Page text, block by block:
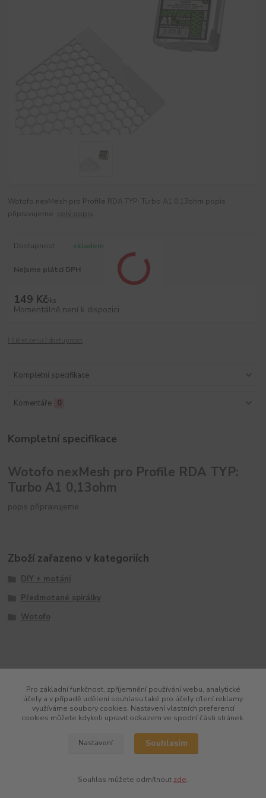
Wotofo nexMesh pro Profile RDA TYP: Turbo A1 0,13ohm popis
připravujeme celý popis
Dostupnost skladem
Nejsme plátci DPH
149 Kč/ks
Momentálně není k dispozici
Kompletní specifikace
Komentáře 0
Kompletní specifikace
Wotofo nexMesh pro Profile RDA TYP:
Turbo A1 0,13ohm
popis připravujeme
Zboží zařazeno v kategoriích
DIY + motání
Předmotané spirálky
Wotofo
Pro základní funkčnost, zpříjemnění používání webu, analytické
účely a v případě udělení souhlasu také pro účely cílení reklamy
využíváme soubory cookies. Nastavení vlastních preferencí
cookies můžete kdykoli upravit odkazem ve spodní části stránek.
Nastavení Souhlasím
Souhlas můžete odmítnout zde.